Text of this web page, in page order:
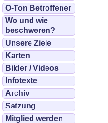
O-Ton Betroffener
Wo und wie
beschweren?
Unsere Ziele
Karten
Bilder / Videos
Infotexte
Archiv
Satzung
Mitglied werden